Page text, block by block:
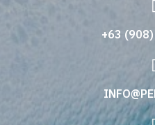
+63